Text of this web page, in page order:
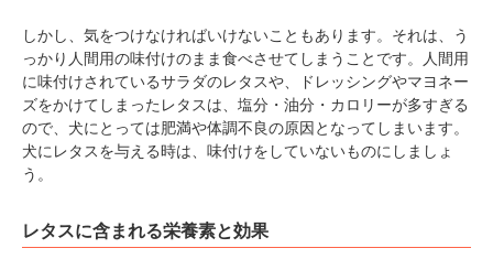
しかし、気をつけなければいけないこともあります。それは、う
っかり人間用の味付けのまま食べさせてしまうことです。人間用
に味付けされているサラダのレタスや、ドレッシングやマヨネー
ズをかけてしまったレタスは、塩分・油分・カロリーが多すぎる
ので、犬にとっては肥満や体調不良の原因となってしまいます。
犬にレタスを与える時は、味付けをしていないものにしましょ
う。
レタスに含まれる栄養素と効果